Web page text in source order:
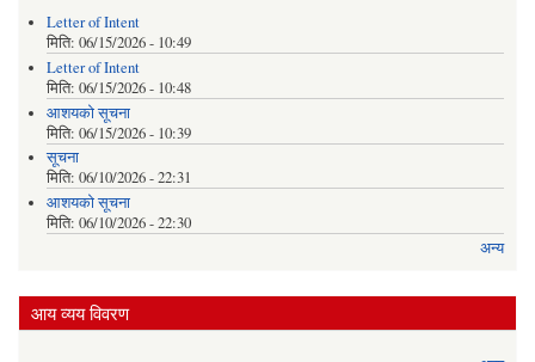
Letter of Intent
मिति: 06/15/2026 - 10:49
Letter of Intent
मिति: 06/15/2026 - 10:48
आशयको सूचना
मिति: 06/15/2026 - 10:39
सूचना
मिति: 06/10/2026 - 22:31
आशयको सूचना
मिति: 06/10/2026 - 22:30
अन्य
आय व्यय विवरण